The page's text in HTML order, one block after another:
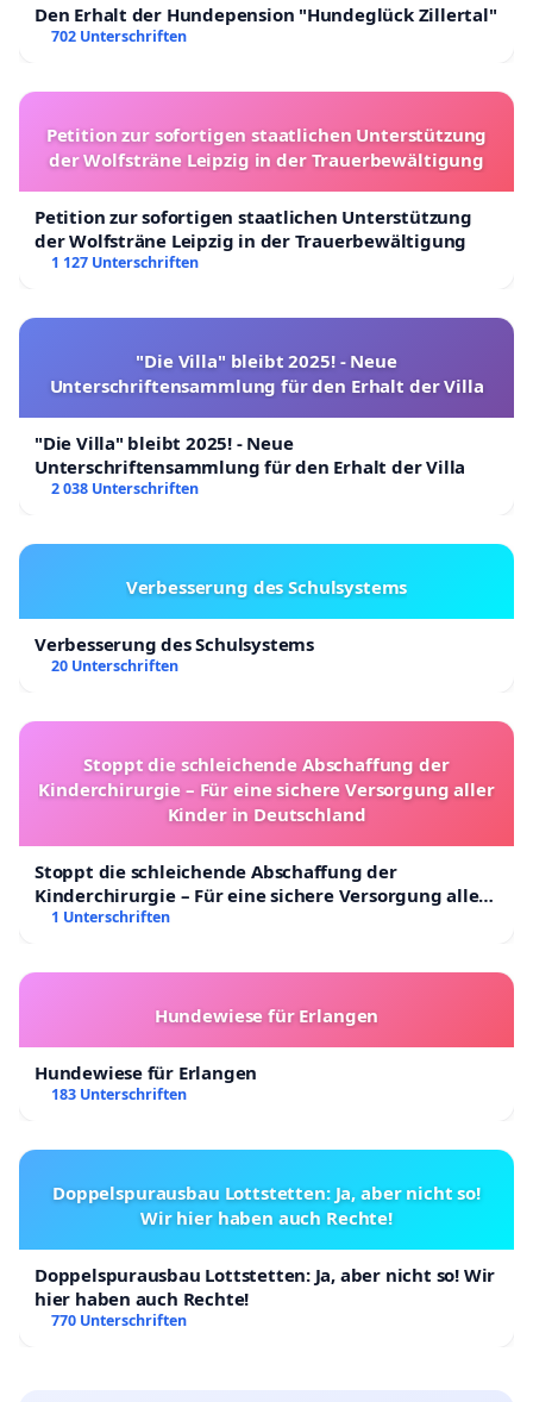
Den Erhalt der Hundepension "Hundeglück Zillertal"
702 Unterschriften
Petition zur sofortigen staatlichen Unterstützung
der Wolfsträne Leipzig in der Trauerbewältigung
Petition zur sofortigen staatlichen Unterstützung
der Wolfsträne Leipzig in der Trauerbewältigung
1 127 Unterschriften
"Die Villa" bleibt 2025! - Neue
Unterschriftensammlung für den Erhalt der Villa
"Die Villa" bleibt 2025! - Neue
Unterschriftensammlung für den Erhalt der Villa
2 038 Unterschriften
Verbesserung des Schulsystems
Verbesserung des Schulsystems
20 Unterschriften
Stoppt die schleichende Abschaffung der
Kinderchirurgie – Für eine sichere Versorgung aller
Kinder in Deutschland
Stoppt die schleichende Abschaffung der
Kinderchirurgie – Für eine sichere Versorgung aller
Kinder in Deutschland
1 Unterschriften
Hundewiese für Erlangen
Hundewiese für Erlangen
183 Unterschriften
Doppelspurausbau Lottstetten: Ja, aber nicht so!
Wir hier haben auch Rechte!
Doppelspurausbau Lottstetten: Ja, aber nicht so! Wir
hier haben auch Rechte!
770 Unterschriften